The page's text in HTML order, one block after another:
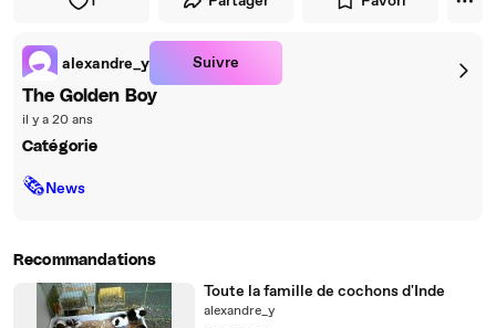
alexandre_y Suivre
The Golden Boy
il y a 20 ans
Catégorie
🗞News
Recommandations
Toute la famille de cochons d'Inde
alexandre_y